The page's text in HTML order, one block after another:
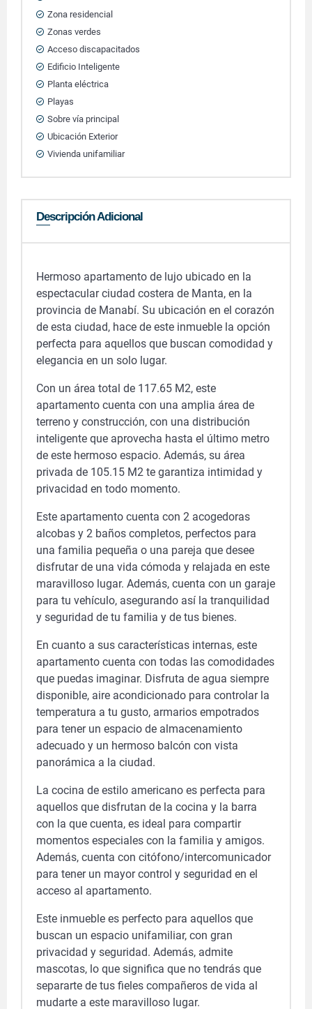
Zona residencial
Zonas verdes
Acceso discapacitados
Edificio Inteligente
Planta eléctrica
Playas
Sobre vía principal
Ubicación Exterior
Vivienda unifamiliar
Descripción Adicional
Hermoso apartamento de lujo ubicado en la
espectacular ciudad costera de Manta, en la
provincia de Manabí. Su ubicación en el corazón
de esta ciudad, hace de este inmueble la opción
perfecta para aquellos que buscan comodidad y
elegancia en un solo lugar.
Con un área total de 117.65 M2, este
apartamento cuenta con una amplia área de
terreno y construcción, con una distribución
inteligente que aprovecha hasta el último metro
de este hermoso espacio. Además, su área
privada de 105.15 M2 te garantiza intimidad y
privacidad en todo momento.
Este apartamento cuenta con 2 acogedoras
alcobas y 2 baños completos, perfectos para
una familia pequeña o una pareja que desee
disfrutar de una vida cómoda y relajada en este
maravilloso lugar. Además, cuenta con un garaje
para tu vehículo, asegurando así la tranquilidad
y seguridad de tu familia y de tus bienes.
En cuanto a sus características internas, este
apartamento cuenta con todas las comodidades
que puedas imaginar. Disfruta de agua siempre
disponible, aire acondicionado para controlar la
temperatura a tu gusto, armarios empotrados
para tener un espacio de almacenamiento
adecuado y un hermoso balcón con vista
panorámica a la ciudad.
La cocina de estilo americano es perfecta para
aquellos que disfrutan de la cocina y la barra
con la que cuenta, es ideal para compartir
momentos especiales con la familia y amigos.
Además, cuenta con citófono/intercomunicador
para tener un mayor control y seguridad en el
acceso al apartamento.
Este inmueble es perfecto para aquellos que
buscan un espacio unifamiliar, con gran
privacidad y seguridad. Además, admite
mascotas, lo que significa que no tendrás que
separarte de tus fieles compañeros de vida al
mudarte a este maravilloso lugar.